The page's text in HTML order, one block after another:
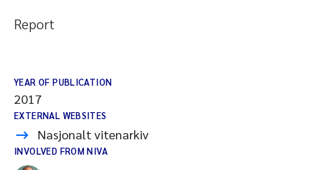
Report
YEAR OF PUBLICATION
2017
EXTERNAL WEBSITES
Nasjonalt vitenarkiv
INVOLVED FROM NIVA